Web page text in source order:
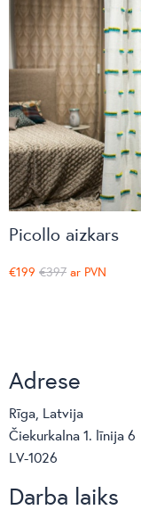
Profim
TreCe
Van-esch
Viccarbe
Lockers
Picollo aizkars
€199 €397 ar PVN
Adrese
Rīga, Latvija
Čiekurkalna 1. līnija 6
LV-1026
Darba laiks